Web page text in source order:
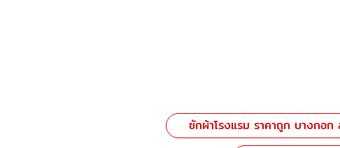
ซักผ้าโรงแรม ราคาถูก บางกอก